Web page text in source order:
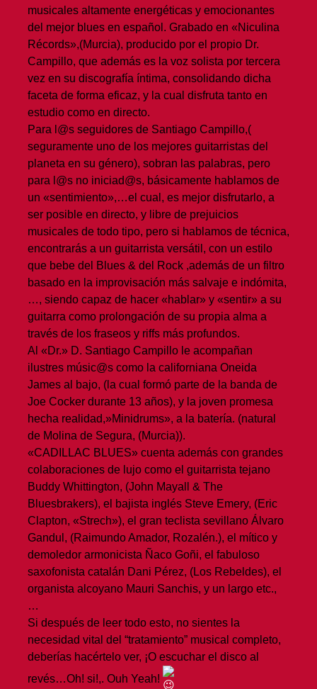
musicales altamente energéticas y emocionantes
del mejor blues en español. Grabado en «Niculina
Récords»,(Murcia), producido por el propio Dr.
Campillo, que además es la voz solista por tercera
vez en su discografía íntima, consolidando dicha
faceta de forma eficaz, y la cual disfruta tanto en
estudio como en directo.
Para l@s seguidores de Santiago Campillo,(
seguramente uno de los mejores guitarristas del
planeta en su género), sobran las palabras, pero
para l@s no iniciad@s, básicamente hablamos de
un «sentimiento»,…el cual, es mejor disfrutarlo, a
ser posible en directo, y libre de prejuicios
musicales de todo tipo, pero si hablamos de técnica,
encontrarás a un guitarrista versátil, con un estilo
que bebe del Blues & del Rock ,además de un filtro
basado en la improvisación más salvaje e indómita,
…, siendo capaz de hacer «hablar» y «sentir» a su
guitarra como prolongación de su propia alma a
través de los fraseos y riffs más profundos.
Al «Dr.» D. Santiago Campillo le acompañan
ilustres músic@s como la californiana Oneida
James al bajo, (la cual formó parte de la banda de
Joe Cocker durante 13 años), y la joven promesa
hecha realidad,»Minidrums», a la batería. (natural
de Molina de Segura, (Murcia)).
«CADILLAC BLUES» cuenta además con grandes
colaboraciones de lujo como el guitarrista tejano
Buddy Whittington, (John Mayall & The
Bluesbrakers), el bajista inglés Steve Emery, (Eric
Clapton, «Strech»), el gran teclista sevillano Álvaro
Gandul, (Raimundo Amador, Rozalén.), el mítico y
demoledor armonicista Ñaco Goñi, el fabuloso
saxofonista catalán Dani Pérez, (Los Rebeldes), el
organista alcoyano Mauri Sanchis, y un largo etc.,
…
Si después de leer todo esto, no sientes la
necesidad vital del “tratamiento” musical completo,
deberías hacértelo ver, ¡O escuchar el disco al
revés…Oh! si!,. Ouh Yeah!